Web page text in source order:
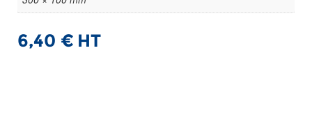
6,40 € HT